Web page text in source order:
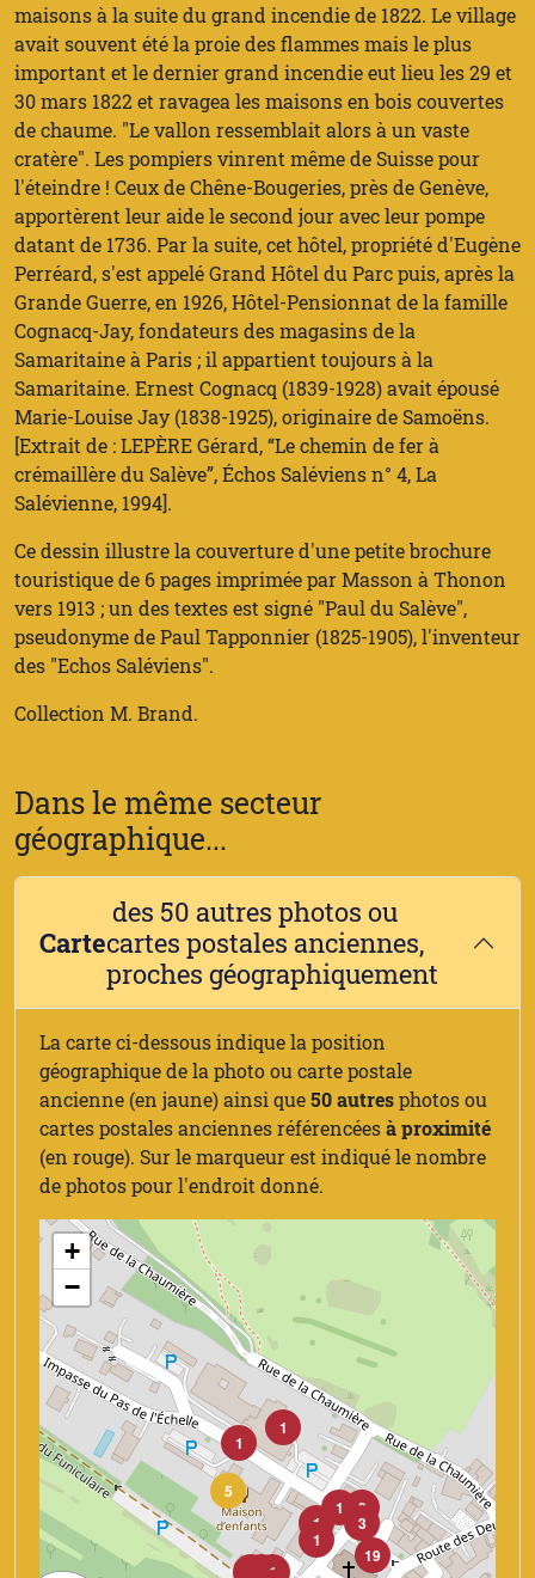
maisons à la suite du grand incendie de 1822. Le village
avait souvent été la proie des flammes mais le plus
important et le dernier grand incendie eut lieu les 29 et
30 mars 1822 et ravagea les maisons en bois couvertes
de chaume. "Le vallon ressemblait alors à un vaste
cratère". Les pompiers vinrent même de Suisse pour
l'éteindre ! Ceux de Chêne-Bougeries, près de Genève,
apportèrent leur aide le second jour avec leur pompe
datant de 1736. Par la suite, cet hôtel, propriété d'Eugène
Perréard, s'est appelé Grand Hôtel du Parc puis, après la
Grande Guerre, en 1926, Hôtel-Pensionnat de la famille
Cognacq-Jay, fondateurs des magasins de la
Samaritaine à Paris ; il appartient toujours à la
Samaritaine. Ernest Cognacq (1839-1928) avait épousé
Marie-Louise Jay (1838-1925), originaire de Samoëns.
[Extrait de : LEPÈRE Gérard, “Le chemin de fer à
crémaillère du Salève”, Échos Saléviens n° 4, La
Salévienne, 1994].
Ce dessin illustre la couverture d'une petite brochure
touristique de 6 pages imprimée par Masson à Thonon
vers 1913 ; un des textes est signé "Paul du Salève",
pseudonyme de Paul Tapponnier (1825-1905), l'inventeur
des "Echos Saléviens".
Collection M. Brand.
Dans le même secteur
géographique...
Carte
des 50 autres photos ou
cartes postales anciennes,
proches géographiquement
La carte ci-dessous indique la position
géographique de la photo ou carte postale
ancienne (en jaune) ainsi que50 autresphotos ou
cartes postales anciennes référencéesà proximité
(en rouge). Sur le marqueur est indiqué le nombre
de photos pour l'endroit donné.
5
1
1
1
1
1
1 3
3
19
+
−